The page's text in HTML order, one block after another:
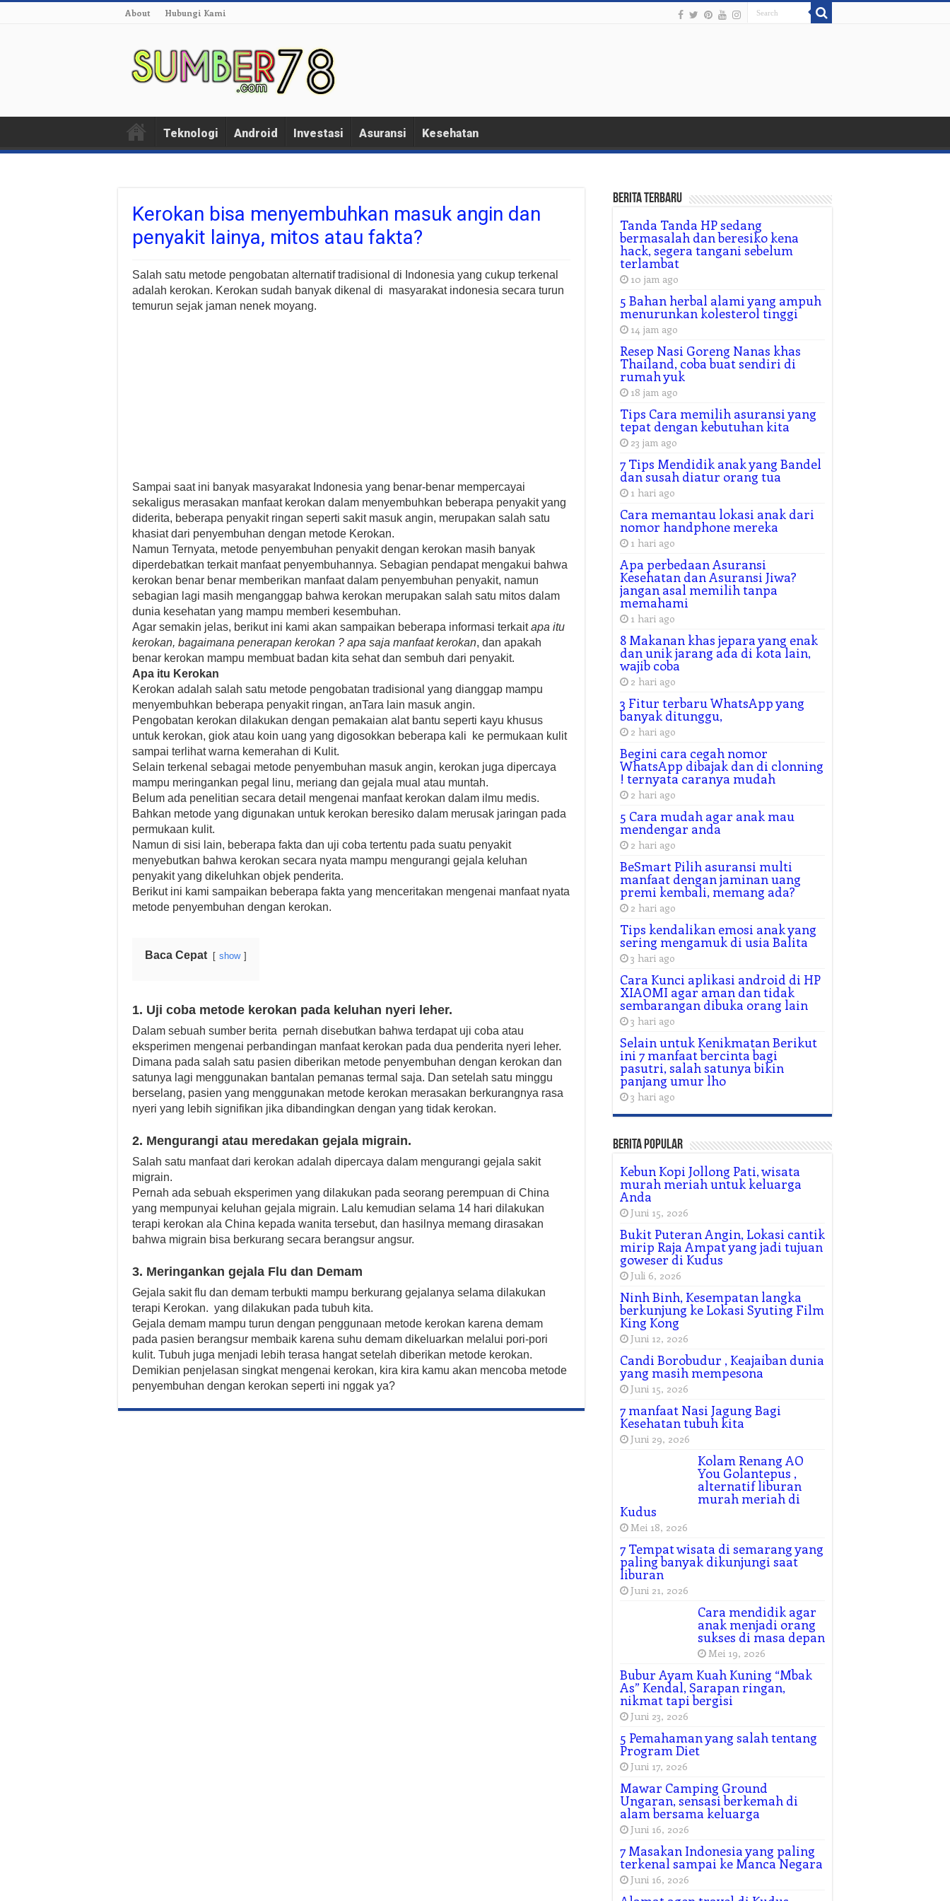
About Hubungi Kami
Teknologi Android Investasi Asuransi Kesehatan
Kerokan bisa menyembuhkan masuk angin dan
penyakit lainya, mitos atau fakta?
Salah satu metode pengobatan alternatif tradisional di Indonesia yang cukup terkenal
adalah kerokan. Kerokan sudah banyak dikenal di masyarakat indonesia secara turun
temurun sejak jaman nenek moyang.
Sampai saat ini banyak masyarakat Indonesia yang benar-benar mempercayai
sekaligus merasakan manfaat kerokan dalam menyembuhkan beberapa penyakit yang
diderita, beberapa penyakit ringan seperti sakit masuk angin, merupakan salah satu
khasiat dari penyembuhan dengan metode Kerokan.
Namun Ternyata, metode penyembuhan penyakit dengan kerokan masih banyak
diperdebatkan terkait manfaat penyembuhannya. Sebagian pendapat mengakui bahwa
kerokan benar benar memberikan manfaat dalam penyembuhan penyakit, namun
sebagian lagi masih menganggap bahwa kerokan merupakan salah satu mitos dalam
dunia kesehatan yang mampu memberi kesembuhan.
Agar semakin jelas, berikut ini kami akan sampaikan beberapa informasi terkaitapa itu
kerokan, bagaimana penerapan kerokan ? apa saja manfaat kerokan, dan apakah
benar kerokan mampu membuat badan kita sehat dan sembuh dari penyakit.
Apa itu Kerokan
Kerokan adalah salah satu metode pengobatan tradisional yang dianggap mampu
menyembuhkan beberapa penyakit ringan, anTara lain masuk angin.
Pengobatan kerokan dilakukan dengan pemakaian alat bantu seperti kayu khusus
untuk kerokan, giok atau koin uang yang digosokkan beberapa kali ke permukaan kulit
sampai terlihat warna kemerahan di Kulit.
Selain terkenal sebagai metode penyembuhan masuk angin, kerokan juga dipercaya
mampu meringankan pegal linu, meriang dan gejala mual atau muntah.
Belum ada penelitian secara detail mengenai manfaat kerokan dalam ilmu medis.
Bahkan metode yang digunakan untuk kerokan beresiko dalam merusak jaringan pada
permukaan kulit.
Namun di sisi lain, beberapa fakta dan uji coba tertentu pada suatu penyakit
menyebutkan bahwa kerokan secara nyata mampu mengurangi gejala keluhan
penyakit yang dikeluhkan objek penderita.
Berikut ini kami sampaikan beberapa fakta yang menceritakan mengenai manfaat nyata
metode penyembuhan dengan kerokan.
Baca Cepat show
1. Uji coba metode kerokan pada keluhan nyeri leher.
Dalam sebuah sumber berita pernah disebutkan bahwa terdapat uji coba atau
eksperimen mengenai perbandingan manfaat kerokan pada dua penderita nyeri leher.
Dimana pada salah satu pasien diberikan metode penyembuhan dengan kerokan dan
satunya lagi menggunakan bantalan pemanas termal saja. Dan setelah satu minggu
berselang, pasien yang menggunakan metode kerokan merasakan berkurangnya rasa
nyeri yang lebih signifikan jika dibandingkan dengan yang tidak kerokan.
2. Mengurangi atau meredakan gejala migrain.
Salah satu manfaat dari kerokan adalah dipercaya dalam mengurangi gejala sakit
migrain.
Pernah ada sebuah eksperimen yang dilakukan pada seorang perempuan di China
yang mempunyai keluhan gejala migrain. Lalu kemudian selama 14 hari dilakukan
terapi kerokan ala China kepada wanita tersebut, dan hasilnya memang dirasakan
bahwa migrain bisa berkurang secara berangsur angsur.
3. Meringankan gejala Flu dan Demam
Gejala sakit flu dan demam terbukti mampu berkurang gejalanya selama dilakukan
terapi Kerokan. yang dilakukan pada tubuh kita.
Gejala demam mampu turun dengan penggunaan metode kerokan karena demam
pada pasien berangsur membaik karena suhu demam dikeluarkan melalui pori-pori
kulit. Tubuh juga menjadi lebih terasa hangat setelah diberikan metode kerokan.
Demikian penjelasan singkat mengenai kerokan, kira kira kamu akan mencoba metode
penyembuhan dengan kerokan seperti ini nggak ya?
Berita Terbaru
Tanda Tanda HP sedang
bermasalah dan beresiko kena
hack, segera tangani sebelum
terlambat
10 jam ago
5 Bahan herbal alami yang ampuh
menurunkan kolesterol tinggi
14 jam ago
Resep Nasi Goreng Nanas khas
Thailand, coba buat sendiri di
rumah yuk
18 jam ago
Tips Cara memilih asuransi yang
tepat dengan kebutuhan kita
23 jam ago
7 Tips Mendidik anak yang Bandel
dan susah diatur orang tua
1 hari ago
Cara memantau lokasi anak dari
nomor handphone mereka
1 hari ago
Apa perbedaan Asuransi
Kesehatan dan Asuransi Jiwa?
jangan asal memilih tanpa
memahami
1 hari ago
8 Makanan khas jepara yang enak
dan unik jarang ada di kota lain,
wajib coba
2 hari ago
3 Fitur terbaru WhatsApp yang
banyak ditunggu,
2 hari ago
Begini cara cegah nomor
WhatsApp dibajak dan di clonning
! ternyata caranya mudah
2 hari ago
5 Cara mudah agar anak mau
mendengar anda
2 hari ago
BeSmart Pilih asuransi multi
manfaat dengan jaminan uang
premi kembali, memang ada?
2 hari ago
Tips kendalikan emosi anak yang
sering mengamuk di usia Balita
3 hari ago
Cara Kunci aplikasi android di HP
XIAOMI agar aman dan tidak
sembarangan dibuka orang lain
3 hari ago
Selain untuk Kenikmatan Berikut
ini 7 manfaat bercinta bagi
pasutri, salah satunya bikin
panjang umur lho
3 hari ago
Berita Popular
Kebun Kopi Jollong Pati, wisata
murah meriah untuk keluarga
Anda
Juni 15, 2026
Bukit Puteran Angin, Lokasi cantik
mirip Raja Ampat yang jadi tujuan
goweser di Kudus
Juli 6, 2026
Ninh Binh, Kesempatan langka
berkunjung ke Lokasi Syuting Film
King Kong
Juni 12, 2026
Candi Borobudur , Keajaiban dunia
yang masih mempesona
Juni 15, 2026
7 manfaat Nasi Jagung Bagi
Kesehatan tubuh kita
Juni 29, 2026
Kolam Renang AO
You Golantepus ,
alternatif liburan
murah meriah di
Kudus
Mei 18, 2026
7 Tempat wisata di semarang yang
paling banyak dikunjungi saat
liburan
Juni 21, 2026
Cara mendidik agar
anak menjadi orang
sukses di masa depan
Mei 19, 2026
Bubur Ayam Kuah Kuning “Mbak
As” Kendal, Sarapan ringan,
nikmat tapi bergisi
Juni 23, 2026
5 Pemahaman yang salah tentang
Program Diet
Juni 17, 2026
Mawar Camping Ground
Ungaran, sensasi berkemah di
alam bersama keluarga
Juni 16, 2026
7 Masakan Indonesia yang paling
terkenal sampai ke Manca Negara
Juni 16, 2026